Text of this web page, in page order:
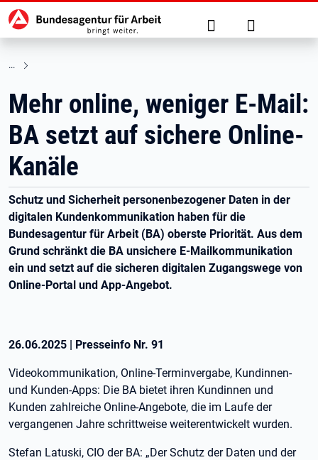
zu den Hauptinhalten springen
Hauptnavigation Suche Anmelden
Mehr online, weniger E-Mail:
BA setzt auf sichere Online-
Kanäle
Schutz und Sicherheit personenbezogener Daten in der
digitalen Kundenkommunikation haben für die
Bundesagentur für Arbeit (BA) oberste Priorität. Aus dem
Grund schränkt die BA unsichere E-Mailkommunikation
ein und setzt auf die sicheren digitalen Zugangswege von
Online-Portal und App-Angebot.
26.06.2025 | Presseinfo Nr. 91
Videokommunikation, Online-Terminvergabe, Kundinnen-
und Kunden-Apps: Die BA bietet ihren Kundinnen und
Kunden zahlreiche Online-Angebote, die im Laufe der
vergangenen Jahre schrittweise weiterentwickelt wurden.
Stefan Latuski, CIO der BA: „Der Schutz der Daten und der